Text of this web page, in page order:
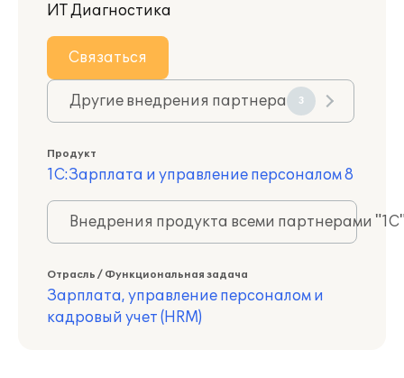
ИТ Диагностика
Связаться
Другие внедрения партнера 3
Продукт
1С:Зарплата и управление персоналом 8
Внедрения продукта всеми партнерами
Отрасль / Функциональная задача
Зарплата, управление персоналом и
кадровый учет (HRM)